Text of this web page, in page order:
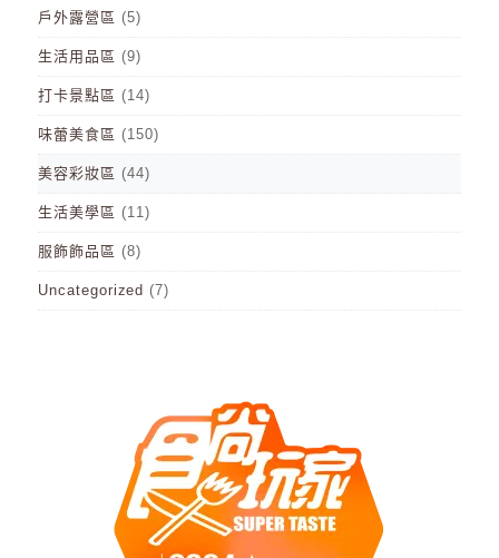
戶外露營區 (5)
生活用品區 (9)
打卡景點區 (14)
味蕾美食區 (150)
美容彩妝區 (44)
生活美學區 (11)
服飾飾品區 (8)
Uncategorized (7)